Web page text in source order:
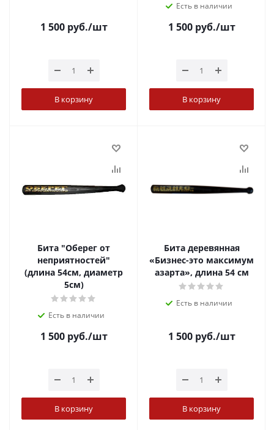
1 500руб./шт
В корзину
Есть в наличии
1 500руб./шт
В корзину
Бита "Оберег от
неприятностей"
(длина 54см, диаметр
5см)
Есть в наличии
1 500руб./шт
В корзину
Бита деревянная
«Бизнес-это максимум
азарта», длина 54 см
Есть в наличии
1 500руб./шт
В корзину